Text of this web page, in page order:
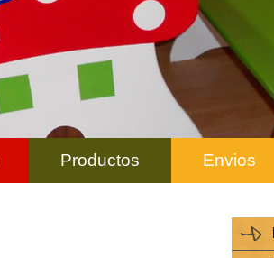
Productos Envios